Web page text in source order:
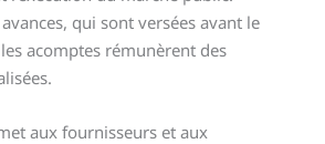
qui sont versées avant le
acomptes rémunèrent des
aux fournisseurs et aux